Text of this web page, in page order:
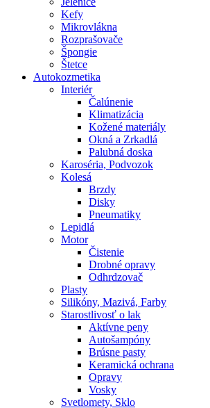
Kefy
Mikrovlákna
Rozprašovače
Špongie
Štetce
Autokozmetika
Interiér
Čalúnenie
Klimatizácia
Kožené materiály
Okná a Zrkadlá
Palubná doska
Karoséria, Podvozok
Kolesá
Brzdy
Disky
Pneumatiky
Lepidlá
Motor
Čistenie
Drobné opravy
Odhrdzovač
Plasty
Silikóny, Mazivá, Farby
Starostlivosť o lak
Aktívne peny
Autošampóny
Brúsne pasty
Keramická ochrana
Opravy
Vosky
Svetlomety, Sklo